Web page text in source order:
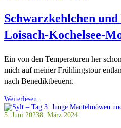
Schwarzkehlchen
Loisach-Kochelsee-
Ein von den Temperaturen her
mich auf meiner Frühlingstour
nach Benediktbeuern.
Weiterlesen
5. Juni 20238. März 2024